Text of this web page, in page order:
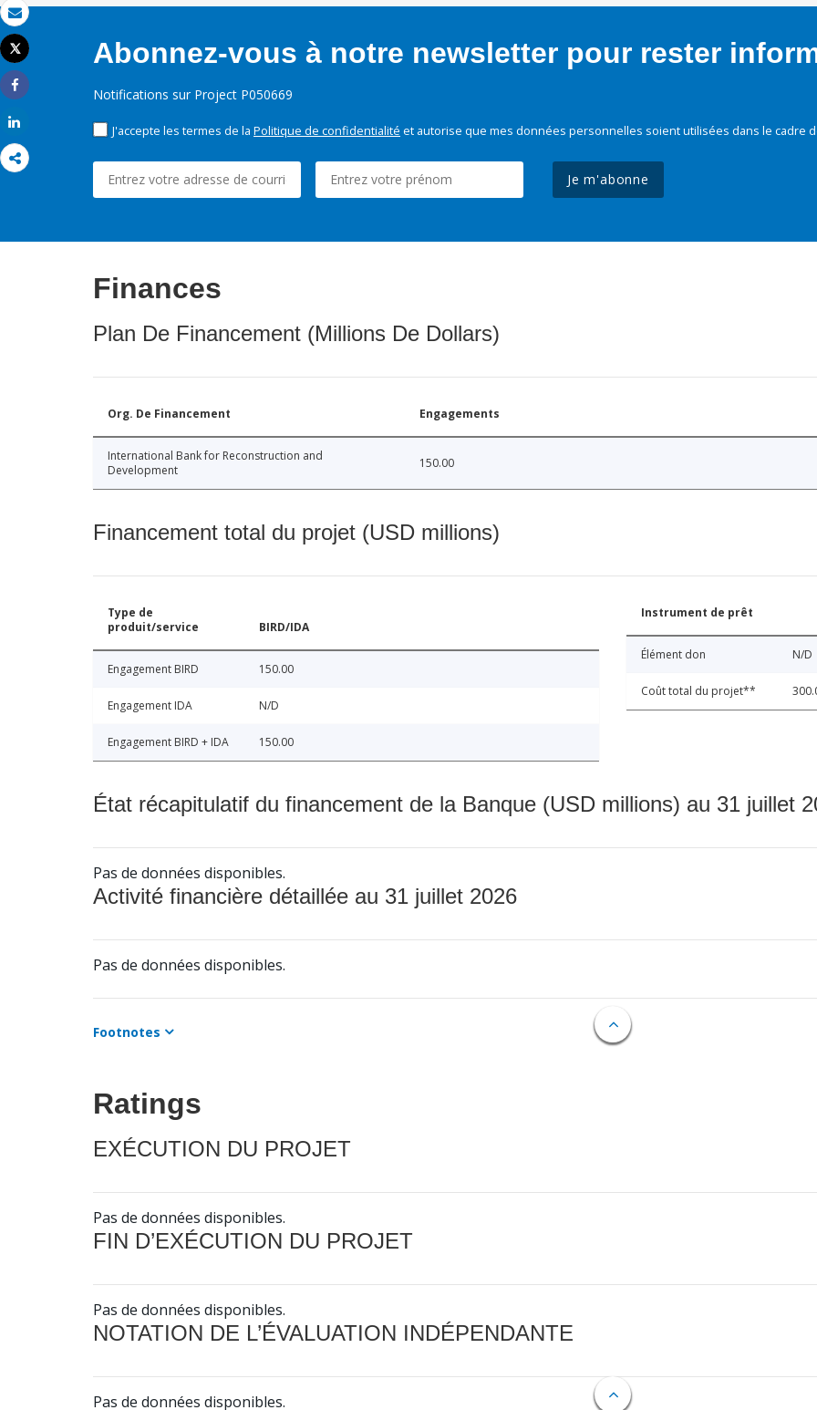
Email
Imprimer
Tweet
Share
Abonnez-vous à notre newsletter pour rester
Notifications sur Project P050669
J'accepte les termes de la Politique de confidentialité et autorise que mes données personnelles soient utilisées dans le cadre
Je m'abonne
Finances
Plan De Financement (Millions De Dollars)
Org. De Financement Engagements
International Bank for Reconstruction and
Development
150.00
Financement total du projet (USD millions)
Type de
produit/service
BIRD/IDA
Engagement BIRD 150.00
Engagement IDA N/D
Engagement BIRD + IDA 150.00
Instrument de prêt
Élément don N/D
Coût total du projet**
État récapitulatif du financement de la Banque (USD millions) au 31 juillet
Pas de données disponibles.
Activité financière détaillée au 31 juillet 2026
Pas de données disponibles.
Footnotes
Ratings
EXÉCUTION DU PROJET
Pas de données disponibles.
FIN D’EXÉCUTION DU PROJET
Pas de données disponibles.
NOTATION DE L’ÉVALUATION INDÉPENDANTE
Pas de données disponibles.